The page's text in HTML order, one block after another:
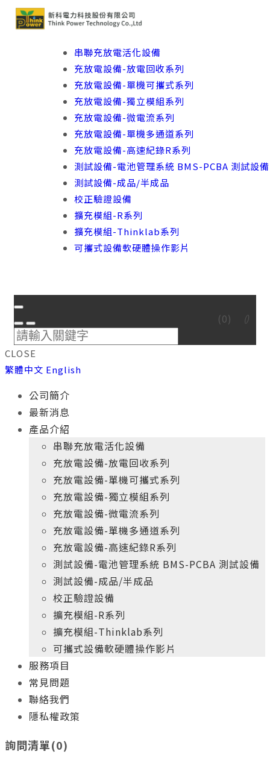
串聯充放電活化設備
充放電設備-放電回收系列
充放電設備-單機可攜式系列
充放電設備-獨立模組系列
充放電設備-微電流系列
充放電設備-單機多通道系列
充放電設備-高速紀錄R系列
測試設備-電池管理系統 BMS-PCBA 測試設備
測試設備-成品/半成品
校正驗證設備
擴充模組-R系列
擴充模組-Thinklab系列
可攜式設備軟硬體操作影片
(0)
CLOSE
繁體中文 English
公司簡介
最新消息
產品介紹
串聯充放電活化設備
充放電設備-放電回收系列
充放電設備-單機可攜式系列
充放電設備-獨立模組系列
充放電設備-微電流系列
充放電設備-單機多通道系列
充放電設備-高速紀錄R系列
測試設備-電池管理系統 BMS-PCBA 測試設備
測試設備-成品/半成品
校正驗證設備
擴充模組-R系列
擴充模組-Thinklab系列
可攜式設備軟硬體操作影片
服務項目
常見問題
聯絡我們
隱私權政策
詢問清單(0)